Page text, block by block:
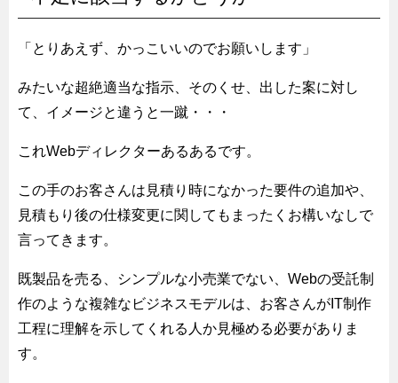
「とりあえず、かっこいいのでお願いします」
みたいな超絶適当な指示、そのくせ、出した案に対し
て、イメージと違うと一蹴・・・
これWebディレクターあるあるです。
この手のお客さんは見積り時になかった要件の追加や、
見積もり後の仕様変更に関してもまったくお構いなしで
言ってきます。
既製品を売る、シンプルな小売業でない、Webの受託制
作のような複雑なビジネスモデルは、お客さんがIT制作
工程に理解を示してくれる人か見極める必要がありま
す。